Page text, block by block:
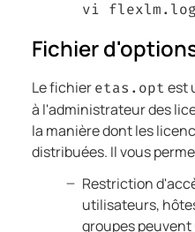
vi flexlm.log
Fichier
Le fichieretas.opt est
à l'administrateur des
la manière dont les
distribuées. Il vous
Restriction
utilisateurs,
groupes